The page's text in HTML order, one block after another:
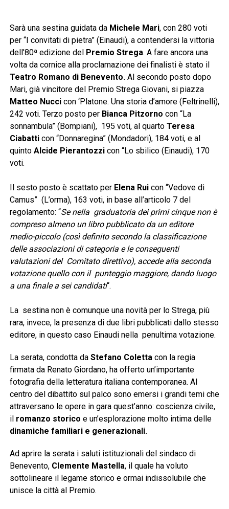
Sarà una sestina guidata da Michele Mari, con 280 voti
per “I convitati di pietra” (Einaudi), a contendersi la vittoria
dell’80ª edizione del Premio Strega. A fare ancora una
volta da cornice alla proclamazione dei finalisti è stato il
Teatro Romano di Benevento. Al secondo posto dopo
Mari, già vincitore del Premio Strega Giovani, si piazza
Matteo Nuccicon ‘Platone. Una storia d’amore (Feltrinelli),
242 voti. Terzo posto per Bianca Pitzorno con “La
sonnambula” (Bompiani), 195 voti, al quarto Teresa
Ciabatticon “Donnaregina” (Mondadori), 184 voti, e al
quinto Alcide Pierantozzicon “Lo sbilico (Einaudi), 170
voti.
Il sesto posto è scattato per Elena Ruicon “Vedove di
Camus” (L’orma), 163 voti, in base all’articolo 7 del
regolamento: “Se nella graduatoria dei primi cinque non è
compreso almeno un libro pubblicato da un editore
medio-piccolo (così definito secondo la classificazione
delle associazioni di categoria e le conseguenti
valutazioni del Comitato direttivo), accede alla seconda
votazione quello con il punteggio maggiore, dando luogo
a una finale a sei candidati“.
La sestina non è comunque una novità per lo Strega, più
rara, invece, la presenza di due libri pubblicati dallo stesso
editore, in questo caso Einaudi nella penultima votazione.
La serata, condotta da Stefano Colettacon la regia
firmata da Renato Giordano, ha offerto un’importante
fotografia della letteratura italiana contemporanea. Al
centro del dibattito sul palco sono emersi i grandi temi che
attraversano le opere in gara quest’anno: coscienza civile,
il romanzo storico e un’esplorazione molto intima delle
dinamiche familiari e generazionali.
Ad aprire la serata i saluti istituzionali del sindaco di
Benevento,Clemente Mastella, il quale ha voluto
sottolineare il legame storico e ormai indissolubile che
unisce la città al Premio.